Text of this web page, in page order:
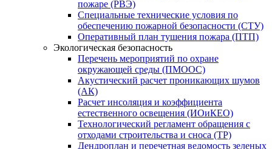
пожаре (РВЭ)
Специальные технические условия по
обеспечению пожарной безопасности (СТУ)
Оперативный план тушения пожара (ПТП)
Экологическая безопасность
Перечень мероприятий по охране
окружающей среды (ПМООС)
Акустический расчет проникающих шумов
(АК)
Расчет инсоляция и коэффициента
естественного освещения (ИОиКЕО)
Технологический регламент обращения с
отходами строительства и сноса (ТР)
Дендроплан и перечетная ведомость зеленых